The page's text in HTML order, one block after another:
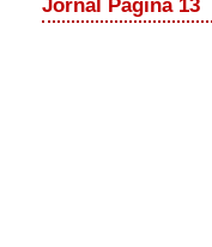
Jornal Página 13